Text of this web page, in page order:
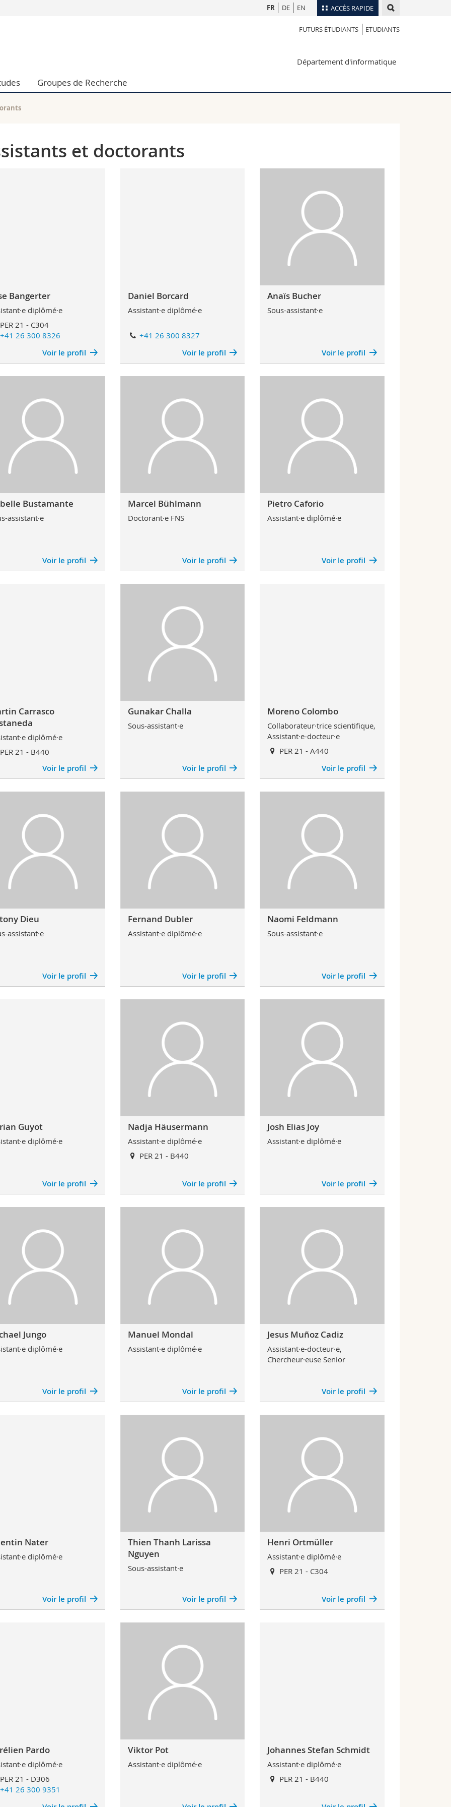
ACCÈS RAPIDE
humaines
l'éducation et de la formation
Collaborateurs
Annuaire du personnel
Bibliothèques
Programme des cours
FR DE EN
FUTURS ÉTUDIANTS ETUDIANTS
Département d'informatique
Groupes de Recherche
et doctorants
Bangerter
diplômé·e
PER 21 - C304
+41 26 300 8326
Voir le profil
Daniel Borcard
Assistant·e diplômé·e
+41 26 300 8327
Voir le profil
Anaïs Bucher
Sous-assistant·e
Voir le profil
Bustamante
assistant·e
Voir le profil
Marcel Bühlmann
Doctorant·e FNS
Voir le profil
Pietro Caforio
Assistant·e diplômé·e
Voir le profil
Carrasco
diplômé·e
PER 21 - B440
Voir le profil
Gunakar Challa
Sous-assistant·e
Voir le profil
Moreno Colombo
Collaborateur·trice scientifique,
Assistant·e-docteur·e
PER 21 - A440
Voir le profil
Dieu
assistant·e
Voir le profil
Fernand Dubler
Assistant·e diplômé·e
Voir le profil
Naomi Feldmann
Sous-assistant·e
Voir le profil
Guyot
diplômé·e
Voir le profil
Nadja Häusermann
Assistant·e diplômé·e
PER 21 - B440
Voir le profil
Josh Elias Joy
Assistant·e diplômé·e
Voir le profil
Jungo
diplômé·e
Voir le profil
Manuel Mondal
Assistant·e diplômé·e
Voir le profil
Jesus Muñoz Cadiz
Assistant·e-docteur·e,
Chercheur·euse Senior
Voir le profil
Nater
diplômé·e
Voir le profil
Thien Thanh Larissa
Nguyen
Sous-assistant·e
Voir le profil
Henri Ortmüller
Assistant·e diplômé·e
PER 21 - C304
Voir le profil
Pardo
diplômé·e
PER 21 - D306
+41 26 300 9351
Viktor Pot
Assistant·e diplômé·e
Johannes Stefan Schmidt
Assistant·e diplômé·e
PER 21 - B440